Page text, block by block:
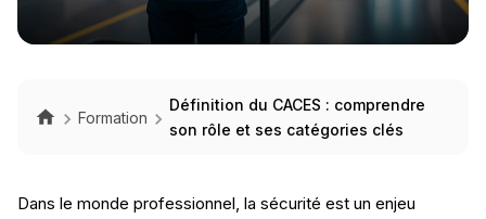
Formation
Définition du CACES : comprendre
son rôle et ses catégories clés
Dans le monde professionnel, la sécurité est un enjeu